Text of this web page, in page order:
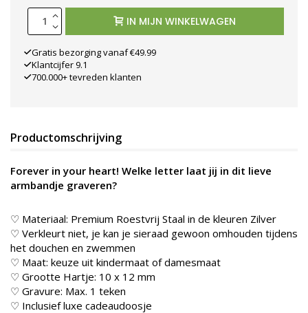
IN MIJN WINKELWAGEN
Gratis bezorging vanaf €49.99
Klantcijfer 9.1
700.000+ tevreden klanten
Productomschrijving
Forever in your heart! Welke letter laat jij in dit lieve
armbandje graveren?
♡ Materiaal: Premium Roestvrij Staal in de kleuren Zilver
♡ Verkleurt niet, je kan je sieraad gewoon omhouden tijdens
het douchen en zwemmen
♡ Maat: keuze uit kindermaat of damesmaat
♡ Grootte Hartje: 10 x 12 mm
♡ Gravure: Max. 1 teken
♡ Inclusief luxe cadeaudoosje